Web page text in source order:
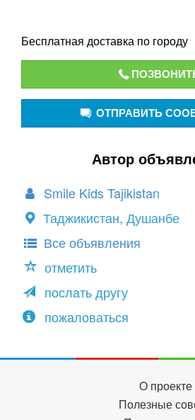
Бесплатная доставка по городу
ОТПРАВИТЬ
Автор
Smile Kids Tajikistan
Таджикистан, Душанбе
Все объявления
отметить
послать другу
пожаловаться
О проекте
Полезные